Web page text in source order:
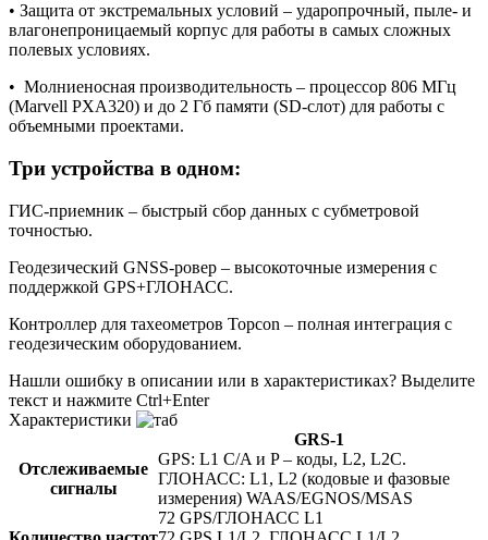
• Защита от экстремальных условий – ударопрочный, пыле- и
влагонепроницаемый корпус для работы в самых сложных
полевых условиях.
• Молниеносная производительность – процессор 806 МГц
(Marvell PXA320) и до 2 Гб памяти (SD-слот) для работы с
объемными проектами.
Три устройства в одном:
ГИС-приемник – быстрый сбор данных с субметровой
точностью.
Геодезический GNSS-ровер – высокоточные измерения с
поддержкой GPS+ГЛОНАСС.
Контроллер для тахеометров Topcon – полная интеграция с
геодезическим оборудованием.
Нашли ошибку в описании или в характеристиках? Выделите
текст и нажмите Ctrl+Enter
Характеристики
GRS-1
Отслеживаемые
сигналы
GPS: L1 C/A и P – коды, L2, L2C.
ГЛОНАСС: L1, L2 (кодовые и фазовые
измерения) WAAS/EGNOS/MSAS
72 GPS/ГЛОНАСС L1